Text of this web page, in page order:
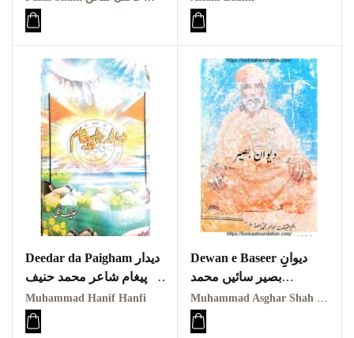
Deedar da Paigham دیدار
دا پیغام شاعر محمد حنیف
حنفی
Muhammad Hanif Hanfi
Dewan e Baseer دیوانِِ
بصیر سائیں محمد
اصغرشاہ چشتیؒ
Muhammad Asghar Shah Chishti Sabri